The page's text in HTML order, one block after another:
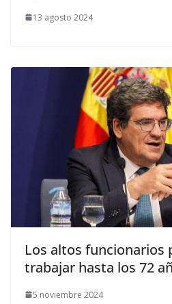
13 agosto 2024
Los altos funcionarios
trabajar hasta los 72
5 noviembre 2024